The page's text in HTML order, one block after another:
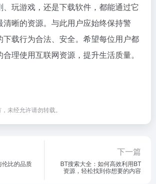
、玩游戏，还是下载软件，都能通过它
清晰的资源。与此用户应始终保持警
下载行为合法、安全。希望每位用户都
理使用互联网资源，提升生活质量。
未经允许请勿转载。
比的品质
下一篇
BT搜索大全：如何高效利用BT
资源，轻松找到你想要的内容